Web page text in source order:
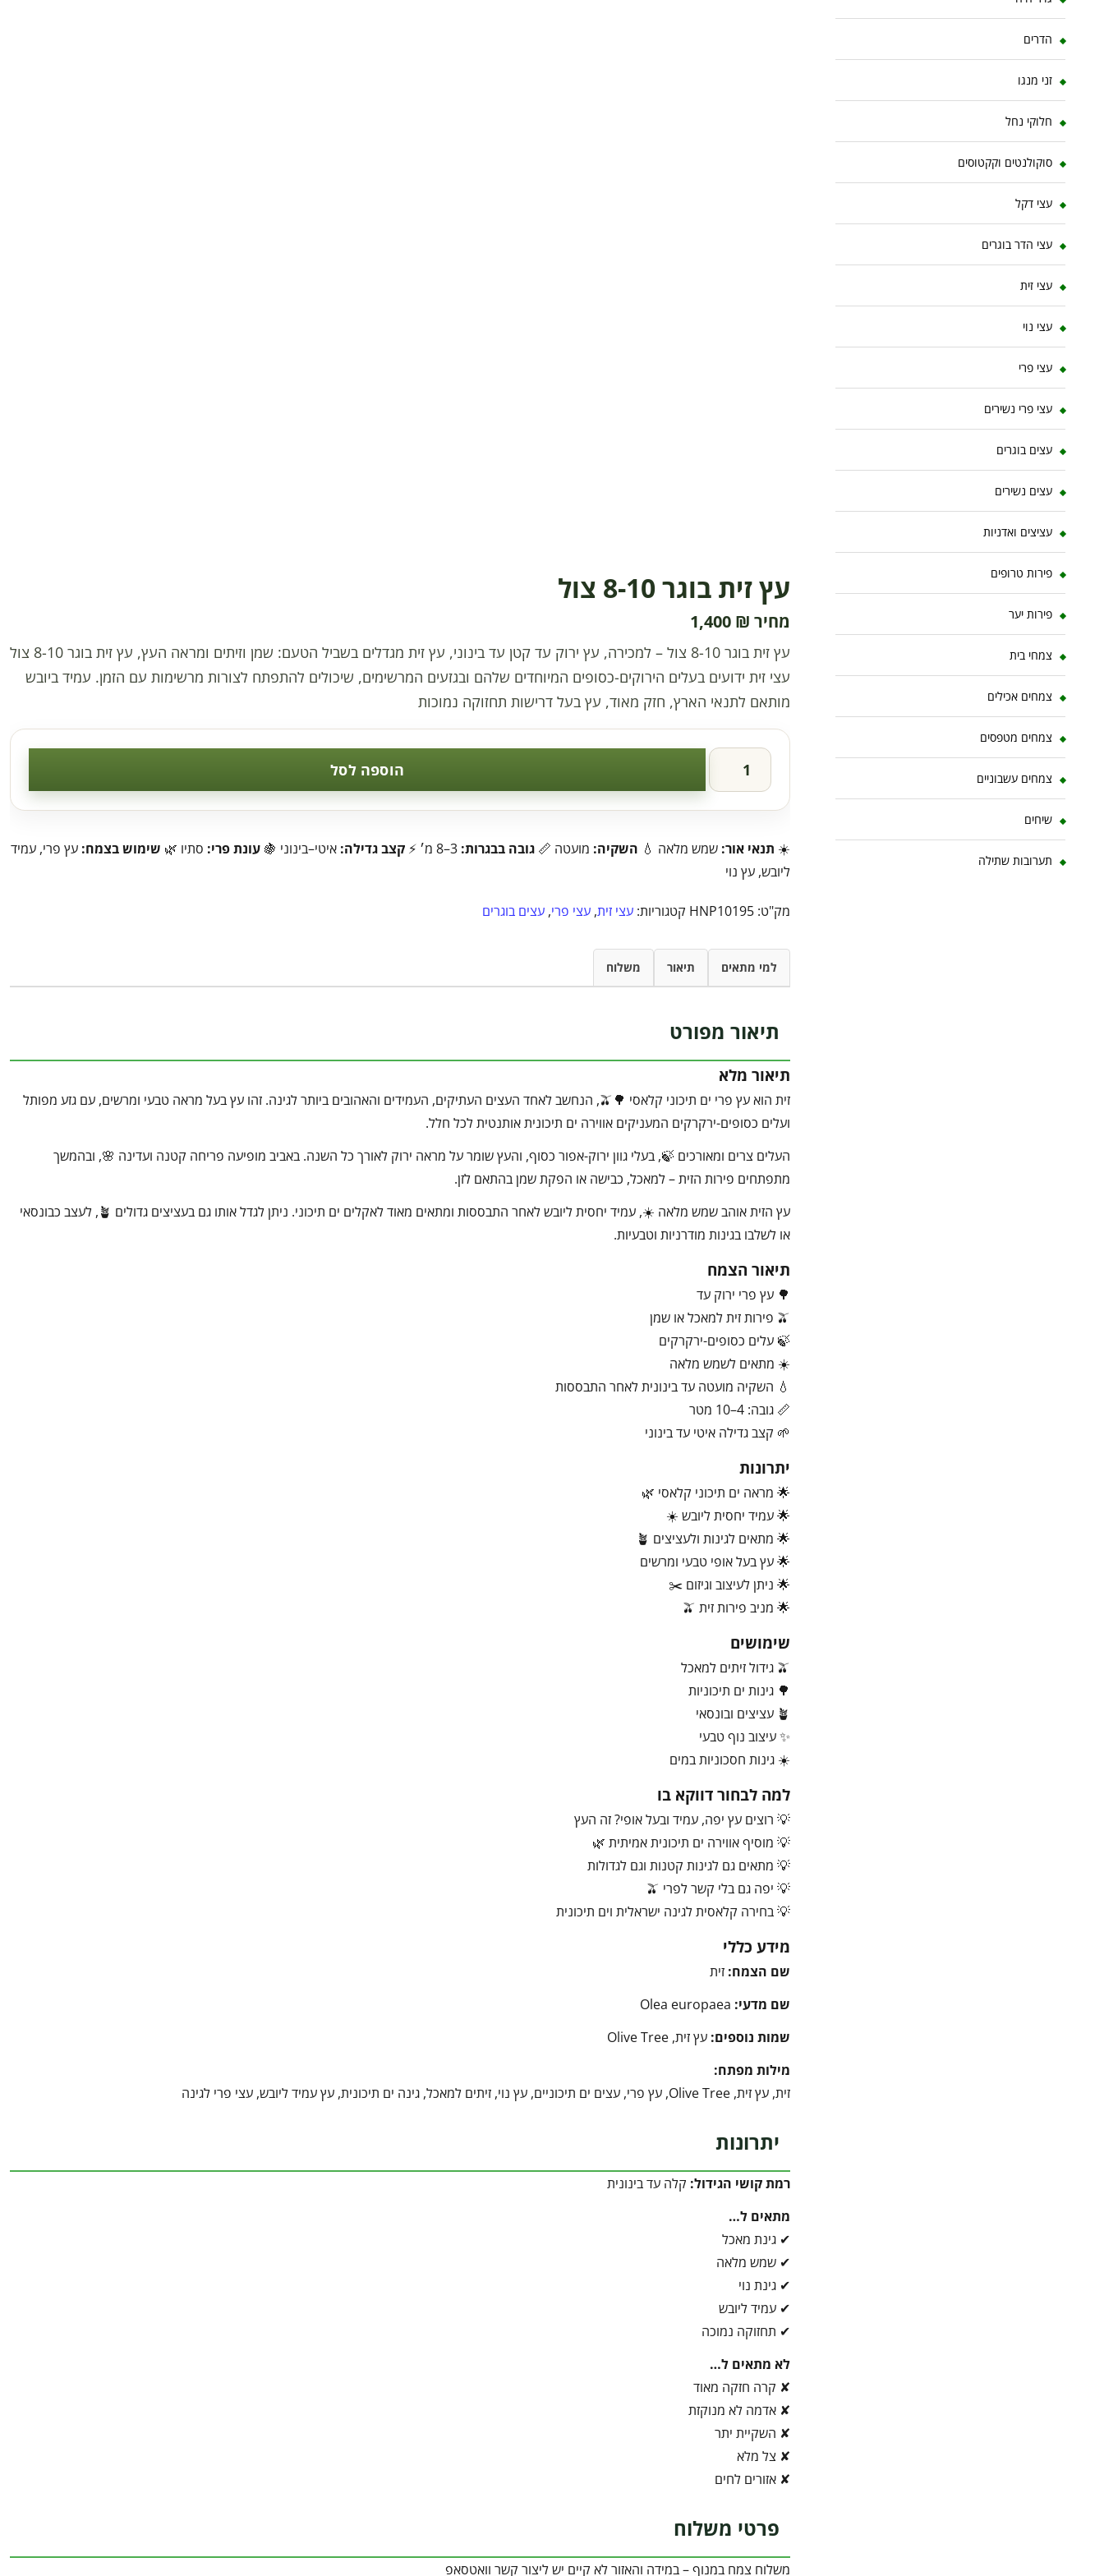
עץ זית בוגר 8-10 צול
1,400 ₪
עץ זית בוגר 8-10 צול – למכירה, עץ ירוק עד קטן עד בינוני, עץ זית מגדלים בשביל הטעם: שמן וזיתים ומראה העץ, עץ זית בוגר 8-10 צול
עצי זית ידועים בעלים הירוקים-כסופים המיוחדים שלהם ובגזעים המרשימים, שיכולים להתפתח לצורות מרשימות עם הזמן. עמיד ביובש
מותאם לתנאי הארץ, חזק מאוד, עץ בעל דרישות תחזוקה נמוכות
כמות
זית
בוגר
10
הוספה לסל
☀️ תנאי אור: שמש מלאה 💧 השקיה: מועטה 📏 גובה בבגרות: 3–8 מ׳ ⚡ קצב גדילה: איטי–בינוני 🍇 עונת פרי: סתיו 🌿 שימוש בצמח: עץ פרי, עמיד
ליובש, עץ נוי
מק"ט: HNP10195 קטגוריות: עצי זית, עצי פרי, עצים בוגרים
למי מתאים תיאור משלוח
תיאור מפורט
תיאור מלא
זית הוא עץ פרי ים תיכוני קלאסי 🌳🫒, הנחשב לאחד העצים העתיקים, העמידים והאהובים ביותר לגינה. זהו עץ בעל מראה טבעי ומרשים, עם גזע מפותל
ועלים כסופים-ירקרקים המעניקים אווירה ים תיכונית אותנטית לכל חלל.
העלים צרים ומאורכים 🍃, בעלי גוון ירוק-אפור כסוף, והעץ שומר על מראה ירוק לאורך כל השנה. באביב מופיעה פריחה קטנה ועדינה 🌸, ובהמשך
מתפתחים פירות הזית – למאכל, כבישה או הפקת שמן בהתאם לזן.
עץ הזית אוהב שמש מלאה ☀️, עמיד יחסית ליובש לאחר התבססות ומתאים מאוד לאקלים ים תיכוני. ניתן לגדל אותו גם בעציצים גדולים 🪴, לעצב כבונסאי
או לשלבו בגינות מודרניות וטבעיות.
תיאור הצמח
🌳 עץ פרי ירוק עד
🫒 פירות זית למאכל או שמן
🍃 עלים כסופים-ירקרקים
☀️ מתאים לשמש מלאה
💧 השקיה מועטה עד בינונית לאחר התבססות
📏 גובה: 4–10 מטר
🌱 קצב גדילה איטי עד בינוני
יתרונות
🌟 מראה ים תיכוני קלאסי 🌿
🌟 עמיד יחסית ליובש ☀️
🌟 מתאים לגינות ולעציצים 🪴
🌟 עץ בעל אופי טבעי ומרשים
🌟 ניתן לעיצוב וגיזום ✂️
🌟 מניב פירות זית 🫒
שימושים
🫒 גידול זיתים למאכל
🌳 גינות ים תיכוניות
🪴 עציצים ובונסאי
✨ עיצוב נוף טבעי
☀️ גינות חסכוניות במים
למה לבחור דווקא בו
💡 רוצים עץ יפה, עמיד ובעל אופי? זה העץ
💡 מוסיף אווירה ים תיכונית אמיתית 🌿
💡 מתאים גם לגינות קטנות וגם לגדולות
💡 יפה גם בלי קשר לפרי 🫒
💡 בחירה קלאסית לגינה ישראלית וים תיכונית
מידע כללי
שם הצמח: זית
שם מדעי:
שמות נוספים: עץ זית, Olive Tree
מילות מפתח:
זית, עץ זית, Olive Tree, עץ פרי, עצים ים תיכוניים, עץ נוי, זיתים למאכל, גינה ים תיכונית, עץ עמיד ליובש, עצי פרי לגינה
יתרונות
רמת קושי הגידול: קלה עד בינונית
מתאים ל…
✔ גינת מאכל
✔ שמש מלאה
✔ גינת נוי
✔ עמיד ליובש
✔ תחזוקה נמוכה
לא מתאים ל…
✘ קרה חזקה מאוד
✘ אדמה לא מנוקזת
✘ השקיית יתר
✘ צל מלא
✘ אזורים לחים
פרטי משלוח
משלוח צמח במנוף – במידה והאזור לא קיים יש ליצור קשר וואטסאפ
הדרים
זני מנגו
חלוקי נחל
סוקולנטים וקקטוסים
עצי דקל
עצי הדר בוגרים
עצי זית
עצי נוי
עצי פרי
עצי פרי נשירים
עצים בוגרים
עצים נשירים
עציצים ואדניות
פירות טרופים
פירות יער
צמחי בית
צמחים אכילים
צמחים מטפסים
צמחים עשבוניים
שיחים
תערובות שתילה